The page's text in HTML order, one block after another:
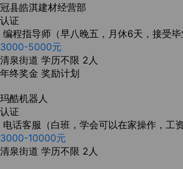
冠县皓淇建材经营部
认证
编程指导师（早八晚五，月休6天，接受毕
3000-5000元
清泉街道 学历不限 2人
年终奖金 奖励计划
玛酷机器人
认证
电话客服（白班，学会可以在家操作，工资
3000-10000元
清泉街道 学历不限 2人